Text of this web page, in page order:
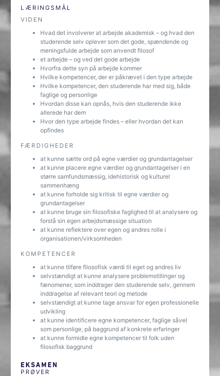
LÆRINGSMÅL
VIDEN
Hvad det involverer at arbejde akademisk – og hvad den
studerende selv oplever som det gode, spændende og
meningsfulde arbejde som anvendt filosof
et arbejde – og ved det gode arbejde
Hvorfra dette syn på arbejde kommer
Hvilke kompetencer, der er påkrævet i den type arbejde
Hvilke kompetencer, den studerende har med sig, både
faglige og personlige
Hvordan disse kan opnås, hvis den studerende ikke
allerede har dem
Hvor den type arbejde findes – eller hvordan det kan
opfindes
FÆRDIGHEDER
at kunne sætte ord på egne værdier og grundantagelser
at kunne placere egne værdier og grundantagelser i en
større samfundsmæssig, idehistorisk og kulturel
sammenhæng
at kunne forholde sig kritisk til egne værdier og
grundantagelser
at kunne bruge sin filosofiske faglighed til at analysere og
forstå sin egen arbejdsmæssige situation
at kunne reflektere over egen og andres rolle i
organisationen/virksomheden
KOMPETENCER
at kunne tilføre filosofisk værdi til eget og andres liv
selvstændigt at kunne analysere problemstillinger og
fænomener, som inddrager den studerende selv, gennem
inddragelse af relevant teori og metode
selvstændigt at kunne tage ansvar for egen professionelle
udvikling
at kunne identificere egne kompetencer, faglige såvel
som personlige, på baggrund af konkrete erfaringer
at kunne formidle egne kompetencer til folk uden
filosofisk baggrund
EKSAMEN
PRØVER